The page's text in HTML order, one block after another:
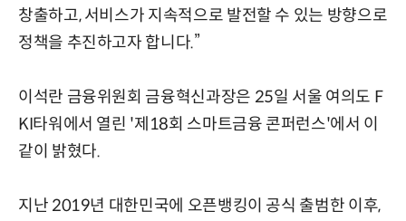
창출하고, 서비스가 지속적으로 발전할 수 있는 방향으로
정책을 추진하고자 합니다.”
이석란 금융위원회 금융혁신과장은 25일 서울 여의도 F
KI타워에서 열린 '제18회 스마트금융 콘퍼런스'에서 이
같이 밝혔다.
지난 2019년 대한민국에 오픈뱅킹이 공식 출범한 이후,